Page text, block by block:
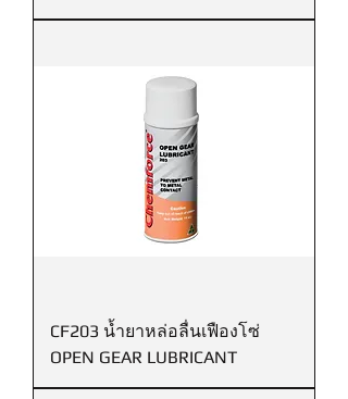
CF203 น้ำยาหล่อลื่นเฟืองโซ่
OPEN GEAR LUBRICANT